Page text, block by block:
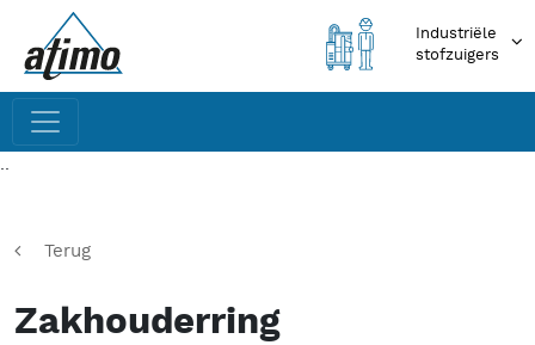
Industriële
stofzuigers
..
Terug
Zakhouderring